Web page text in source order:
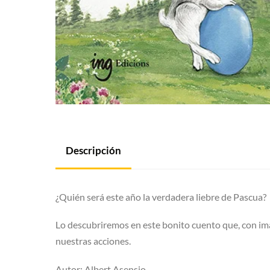
Descripción
¿Quién será este año la verdadera liebre de Pascua?
Lo descubriremos en este bonito cuento que, con
nuestras acciones.